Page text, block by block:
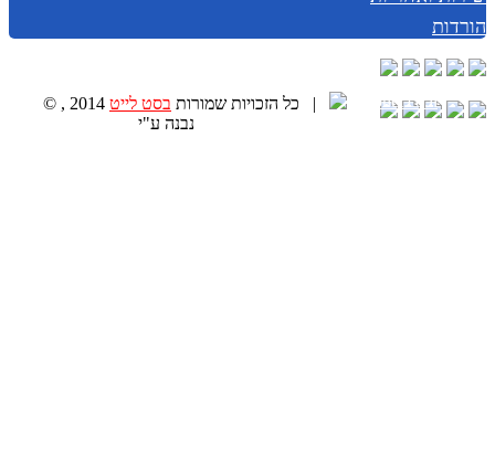
הורדות
© , 2014 כל הזכויות שמורות בסט לייט
|
נבנה ע"י